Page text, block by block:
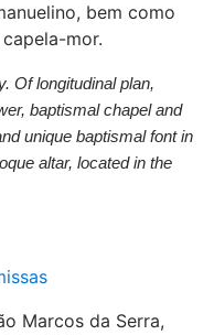
bem como
mor.
Of longitudinal plan,
baptismal chapel and
unique baptismal font in
altar, located in the
Marcos da Serra,